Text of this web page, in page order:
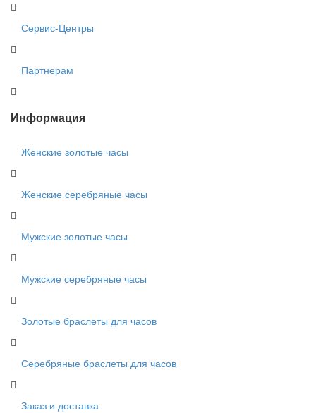
Сервис-Центры
Партнерам
Информация
Женские золотые часы
Женские серебряные часы
Мужские золотые часы
Мужские серебряные часы
Золотые браслеты для часов
Серебряные браслеты для часов
Заказ и доставка